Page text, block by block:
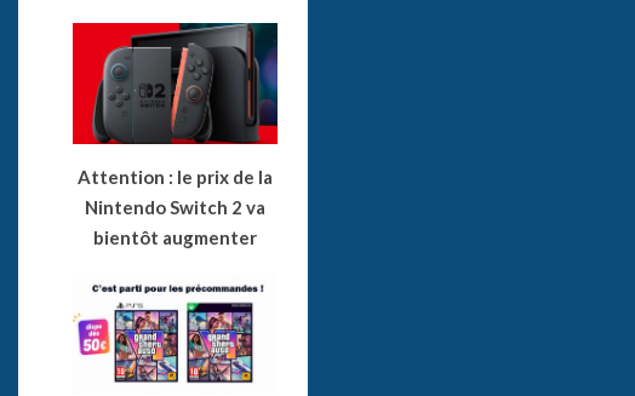
Attention : le prix de la
Nintendo Switch 2 va
bientôt augmenter